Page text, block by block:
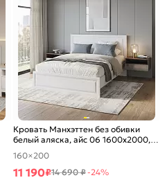
Кровать Манхэттен без обивки
белый аляска, айс 06 1600x2000,
без ортопедического основания,
изголовье жесткое
160×200
11 190₽14 690 ₽-24%